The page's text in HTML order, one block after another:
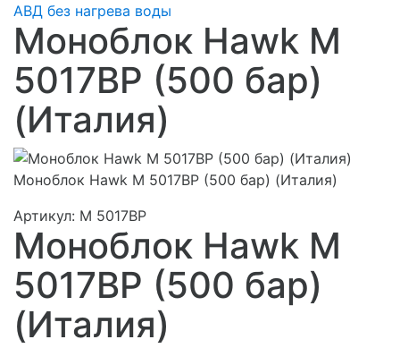
АВД без нагрева воды
Моноблок Hawk M
5017BP (500 бар)
(Италия)
Моноблок Hawk M 5017BP (500 бар) (Италия)
Артикул: M 5017BP
Моноблок Hawk M
5017BP (500 бар)
(Италия)